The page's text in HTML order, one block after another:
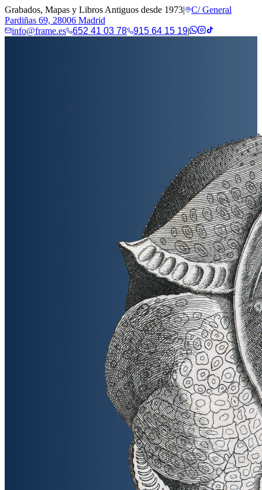
Grabados, Mapas y Libros Antiguos desde 1973|
C/ General
Pardiñas 69, 28006 Madrid
info@frame.es
652 41 03 78 915 64 15 19|